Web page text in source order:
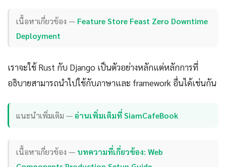
เนื้อหาเกี่ยวข้อง — Feature Store Feast Zero Downtime
Deployment
เราจะใช้ Rust กับ Django เป็นตัวอย่างหลักแต่หลักการที่
อธิบายสามารถนำไปใช้กับภาษาและ framework อื่นได้เช่นกัน
แนะนำเพิ่มเติม —อ่านเพิ่มเติมที่ SiamCafeBook
เนื้อหาเกี่ยวข้อง — บทความที่เกี่ยวข้อง: Web